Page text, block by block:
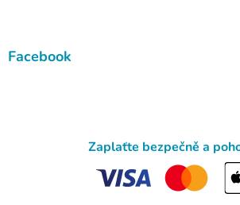
Facebook
Zaplaťte bezpečně a